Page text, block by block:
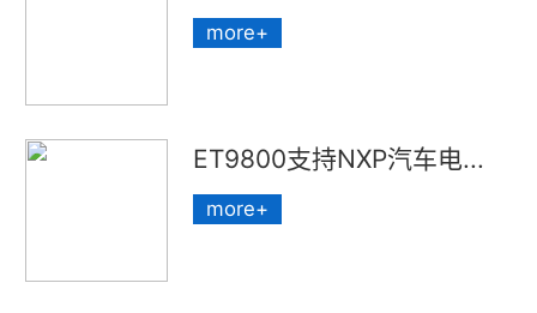
more+
ET9800支持NXP汽车电...
more+